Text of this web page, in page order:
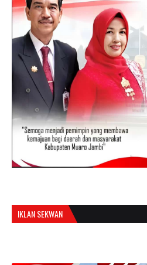
IKLAN SEKWAN